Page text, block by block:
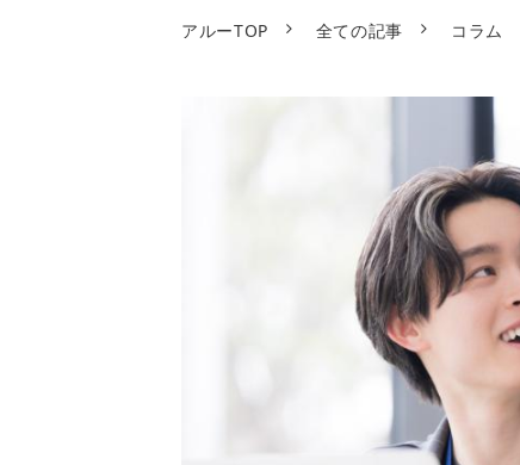
アルーTOP 全ての記事 コラム